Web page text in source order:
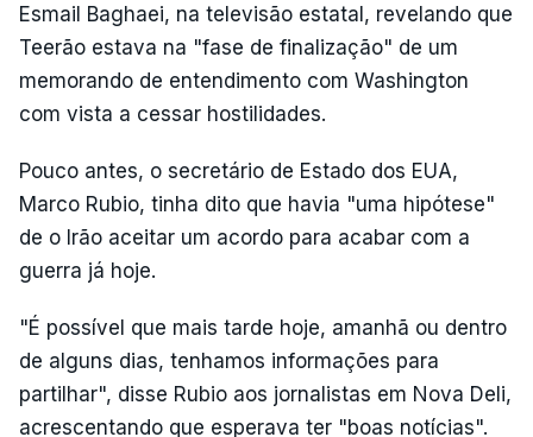
Esmail Baghaei, na televisão estatal, revelando que
Teerão estava na "fase de finalização" de um
memorando de entendimento com Washington
com vista a cessar hostilidades.
Pouco antes, o secretário de Estado dos EUA,
Marco Rubio, tinha dito que havia "uma hipótese"
de o Irão aceitar um acordo para acabar com a
guerra já hoje.
"É possível que mais tarde hoje, amanhã ou dentro
de alguns dias, tenhamos informações para
partilhar", disse Rubio aos jornalistas em Nova Deli,
acrescentando que esperava ter "boas notícias".